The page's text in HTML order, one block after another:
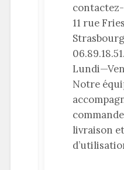
contactez-
11 rue
Notre
livraison